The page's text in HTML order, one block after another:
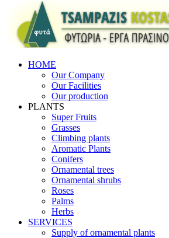
HOME
Our Company
Our Facilities
Our production
PLANTS
Super Fruits
Grasses
Climbing plants
Aromatic Plants
Conifers
Ornamental trees
Ornamental shrubs
Roses
Palms
Herbs
SERVICES
Supply of ornamental plants